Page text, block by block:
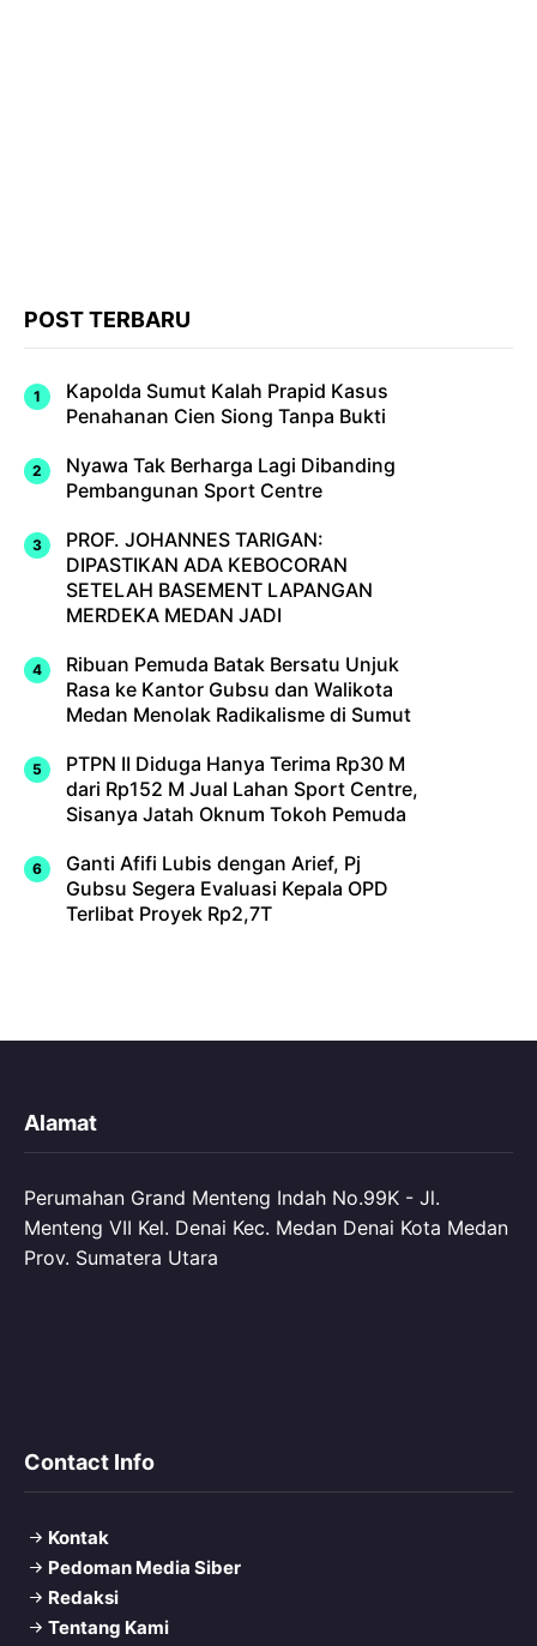
POST TERBARU
Kapolda Sumut Kalah Prapid Kasus
Penahanan Cien Siong Tanpa Bukti
Nyawa Tak Berharga Lagi Dibanding
Pembangunan Sport Centre
PROF. JOHANNES TARIGAN:
DIPASTIKAN ADA KEBOCORAN
SETELAH BASEMENT LAPANGAN
MERDEKA MEDAN JADI
Ribuan Pemuda Batak Bersatu Unjuk
Rasa ke Kantor Gubsu dan Walikota
Medan Menolak Radikalisme di Sumut
PTPN II Diduga Hanya Terima Rp30 M
dari Rp152 M Jual Lahan Sport Centre,
Sisanya Jatah Oknum Tokoh Pemuda
Ganti Afifi Lubis dengan Arief, Pj
Gubsu Segera Evaluasi Kepala OPD
Terlibat Proyek Rp2,7T
Alamat
Perumahan Grand Menteng Indah No.99K - Jl.
Menteng VII Kel. Denai Kec. Medan Denai Kota Medan
Prov. Sumatera Utara
Contact Info
Kontak
Pedoman Media Siber
Redaksi
Tentang Kami